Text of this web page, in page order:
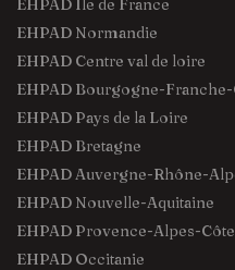
EHPAD Île de France
EHPAD Normandie
EHPAD Centre val de loire
EHPAD Bourgogne-
EHPAD Pays de la Loire
EHPAD Bretagne
EHPAD Auvergne-Rhône-
EHPAD Nouvelle-Aquitaine
EHPAD Provence-Alpes-
EHPAD Occitanie